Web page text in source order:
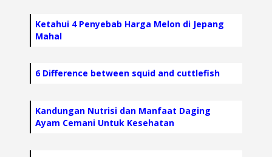
Ketahui 4 Penyebab Harga Melon di Jepang
Mahal
6 Difference between squid and cuttlefish
Kandungan Nutrisi dan Manfaat Daging
Ayam Cemani Untuk Kesehatan